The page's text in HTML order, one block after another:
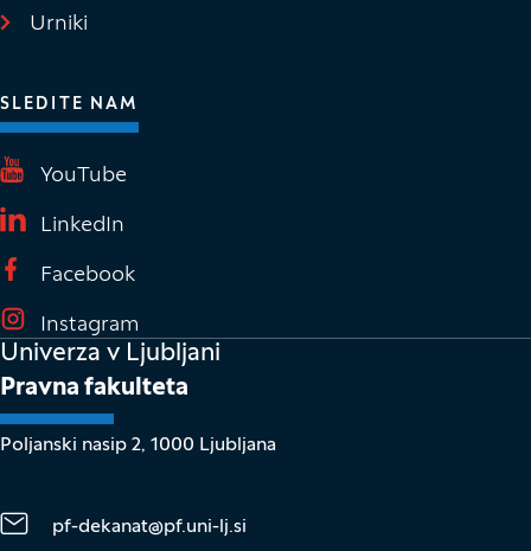
Urniki
SLEDITE NAM
YouTube
LinkedIn
Facebook
Instagram
Univerza v Ljubljani
Pravna fakulteta
Poljanski nasip 2, 1000 Ljubljana
pf-dekanat@pf.uni-lj.si